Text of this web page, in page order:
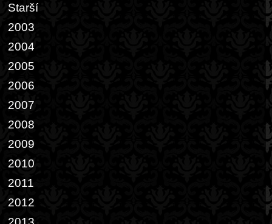
Starší
2003
2004
2005
2006
2007
2008
2009
2010
2011
2012